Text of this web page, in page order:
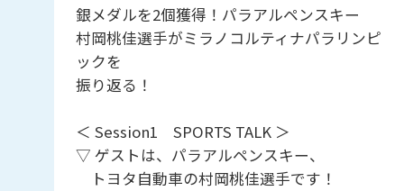
銀メダルを2個獲得！パラアルペンスキー
村岡桃佳選手がミラノコルティナパラリンピ
ックを
振り返る！
＜ Session1 SPORTS TALK ＞
▽ ゲストは、パラアルペンスキー、
トヨタ自動車の村岡桃佳選手です！